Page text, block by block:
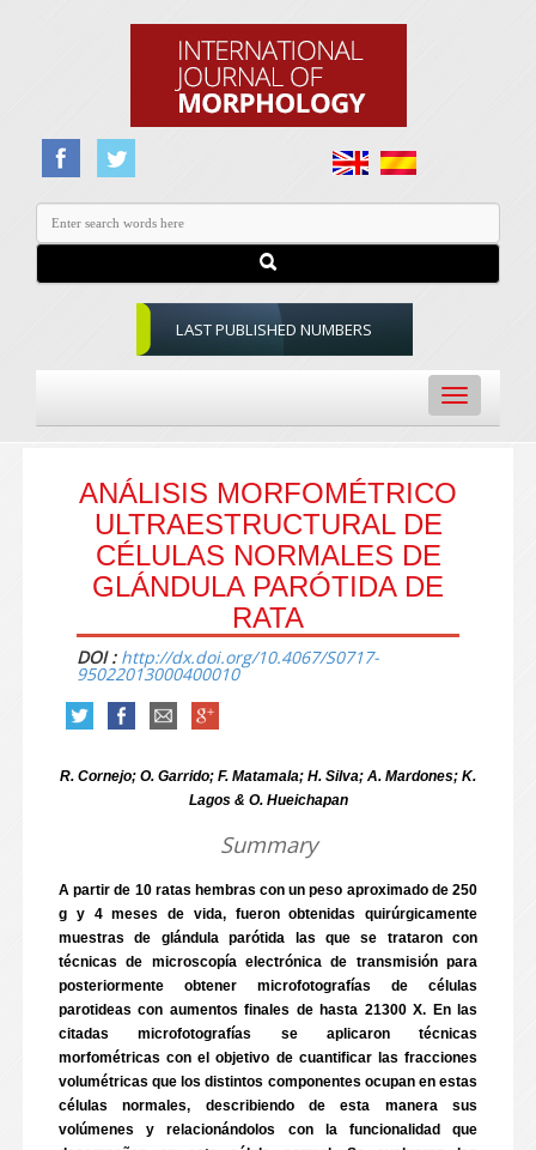
LAST PUBLISHED NUMBERS
Toggle
navigation
ANÁLISIS MORFOMÉTRICO
ULTRAESTRUCTURAL DE
CÉLULAS NORMALES DE
GLÁNDULA PARÓTIDA DE
RATA
DOI : http://dx.doi.org/10.4067/S0717-
95022013000400010
R. Cornejo; O. Garrido; F. Matamala; H. Silva; A. Mardones; K.
Lagos & O. Hueichapan
Summary
A partir de 10 ratas hembras con un peso aproximado de 250
g y 4 meses de vida, fueron obtenidas quirúrgicamente
muestras de glándula parótida las que se trataron con
técnicas de microscopía electrónica de transmisión para
posteriormente obtener microfotografías de células
parotideas con aumentos finales de hasta 21300 X. En las
citadas microfotografías se aplicaron técnicas
morfométricas con el objetivo de cuantificar las fracciones
volumétricas que los distintos componentes ocupan en estas
células normales, describiendo de esta manera sus
volúmenes y relacionándolos con la funcionalidad que